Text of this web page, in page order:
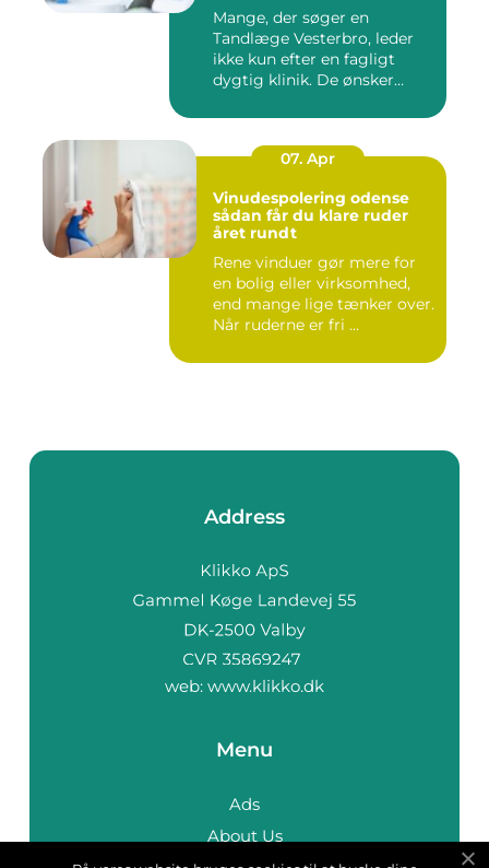
Mange, der søger en
Tandlæge Vesterbro, leder
ikke kun efter en fagligt
dygtig klinik. De ønsker
07. Apr
Vinudespolering odense
sådan får du klare ruder
året rundt
Rene vinduer gør mere for
en bolig eller virksomhed,
end mange lige tænker over.
Når ruderne er fri ...
Address
web: www.klikko.dk
Menu
Ads
About Us